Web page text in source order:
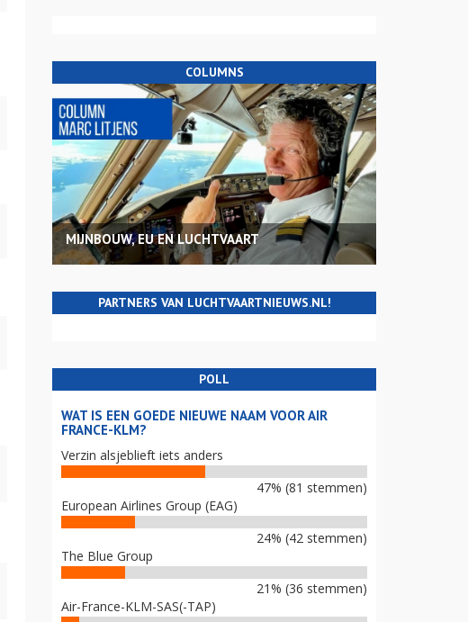
COLUMNS
MIJNBOUW, EU EN LUCHTVAART
PARTNERS VAN LUCHTVAARTNIEUWS.NL!
POLL
WAT IS EEN GOEDE NIEUWE NAAM VOOR AIR
FRANCE-KLM?
Verzin alsjeblieft iets anders
47% (81 stemmen)
European Airlines Group (EAG)
24% (42 stemmen)
The Blue Group
21% (36 stemmen)
Air-France-KLM-SAS(-TAP)